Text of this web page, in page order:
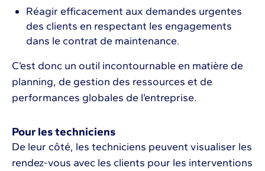
Réagir efficacement aux demandes urgentes
des clients en respectant les engagements
dans le contrat de maintenance.
C’est donc un outil incontournable en matière de
planning, de gestion des ressources et de
performances globales de l’entreprise.
Pour les techniciens
De leur côté, les techniciens peuvent visualiser les
rendez-vous avec les clients pour les interventions